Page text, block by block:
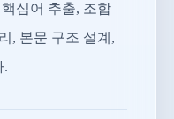
심어 추출, 조합
, 본문 구조 설계,
.